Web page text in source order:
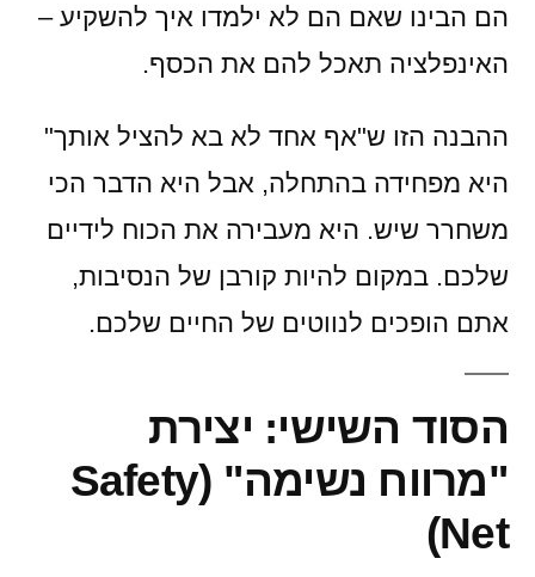
הם הבינו שאם הם לא ילמדו איך להשקיע –
האינפלציה תאכל להם את הכסף.
ההבנה הזו ש"אף אחד לא בא להציל אותך"
היא מפחידה בהתחלה, אבל היא הדבר הכי
משחרר שיש. היא מעבירה את הכוח לידיים
שלכם. במקום להיות קורבן של הנסיבות,
אתם הופכים לנווטים של החיים שלכם.
הסוד השישי: יצירת
"מרווח נשימה" (Safety
Net)